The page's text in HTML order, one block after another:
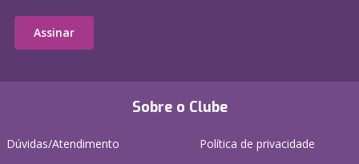
Sobre o Clube
Dúvidas/Atendimento
Política de privacidade
Assinar